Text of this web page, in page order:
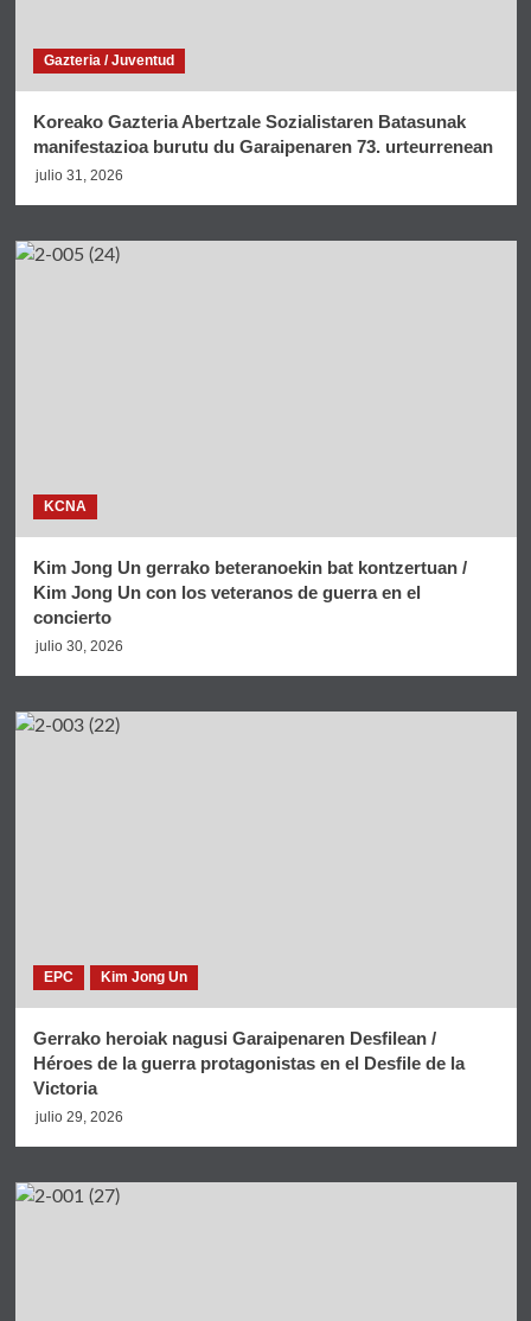
Gazteria / Juventud
Koreako Gazteria Abertzale Sozialistaren Batasunak
manifestazioa burutu du Garaipenaren 73. urteurrenean
julio 31, 2026
KCNA
Kim Jong Un gerrako beteranoekin bat kontzertuan /
Kim Jong Un con los veteranos de guerra en el
concierto
julio 30, 2026
EPC Kim Jong Un
Gerrako heroiak nagusi Garaipenaren Desfilean /
Héroes de la guerra protagonistas en el Desfile de la
Victoria
julio 29, 2026